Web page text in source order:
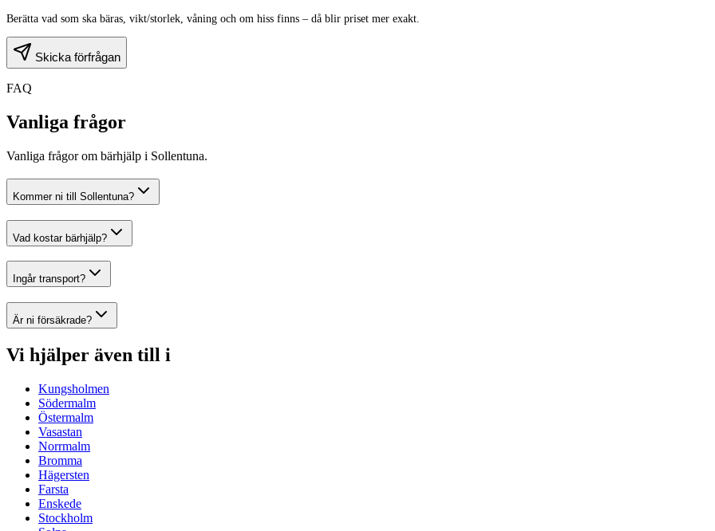
Berätta vad som ska bäras, vikt/storlek, våning och om hiss finns – då blir priset mer exakt.
Skicka förfrågan
FAQ
Vanliga frågor
Vanliga frågor om bärhjälp i Sollentuna.
Kommer ni till Sollentuna?
Vad kostar bärhjälp?
Ingår transport?
Är ni försäkrade?
Vi hjälper även till i
Kungsholmen
Södermalm
Östermalm
Vasastan
Norrmalm
Bromma
Hägersten
Farsta
Enskede
Stockholm